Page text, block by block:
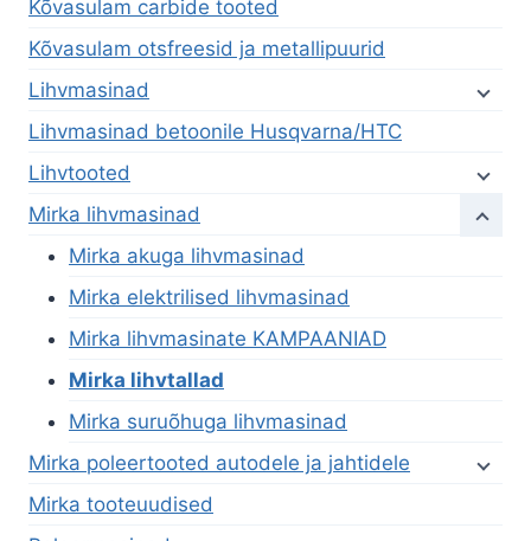
Kõvasulam carbide tooted
Kõvasulam otsfreesid ja metallipuurid
Lihvmasinad
Lihvmasinad betoonile Husqvarna/HTC
Lihvtooted
Mirka lihvmasinad
Mirka akuga lihvmasinad
Mirka elektrilised lihvmasinad
Mirka lihvmasinate KAMPAANIAD
Mirka lihvtallad
Mirka suruõhuga lihvmasinad
Mirka poleertooted autodele ja jahtidele
Mirka tooteuudised